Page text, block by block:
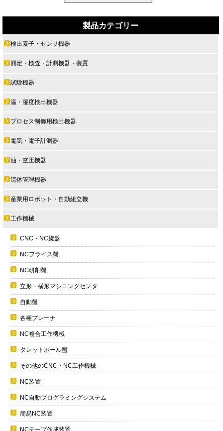
製品カテゴリー
検出素子・センサ機器
測定・検査・計測機器・装置
試験機器
温・湿度検出機器
プロセス制御用検出機器
電気・電子計測器
油・空圧機器
流体管理機器
産業用ロボット・自動組立機
工作機械
CNC・NC旋盤
NCフライス盤
NC研削盤
立形・横形マシニングセンタ
自動盤
各種プレーナ
NC複合工作機械
タレットボール盤
その他のCNC・NC工作機械
NC装置
NC自動プログラミングシステム
簡易NC装置
NCテープ作成装置